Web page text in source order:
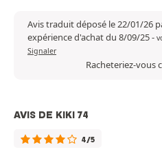
Avis traduit déposé le 22/01/26
expérience d'achat du 8/09/25-
Signaler
Racheteriez-vous
AVIS DE KIKI 74
4/5